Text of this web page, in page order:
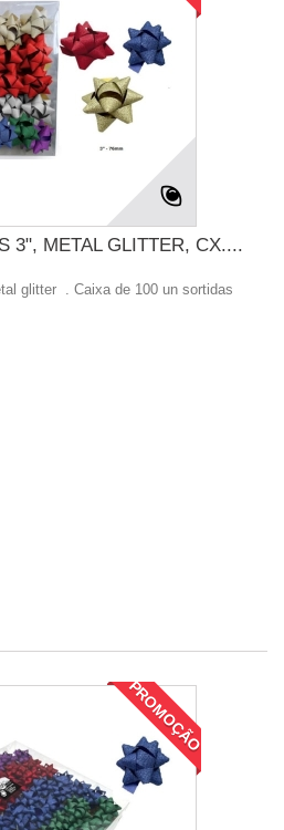
3", METAL GLITTER, CX....
glitter . Caixa de 100 un sortidas
PROMOÇÃO